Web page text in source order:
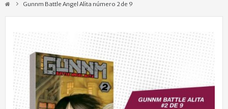
Gunnm Battle Angel Alita número 2 de 9